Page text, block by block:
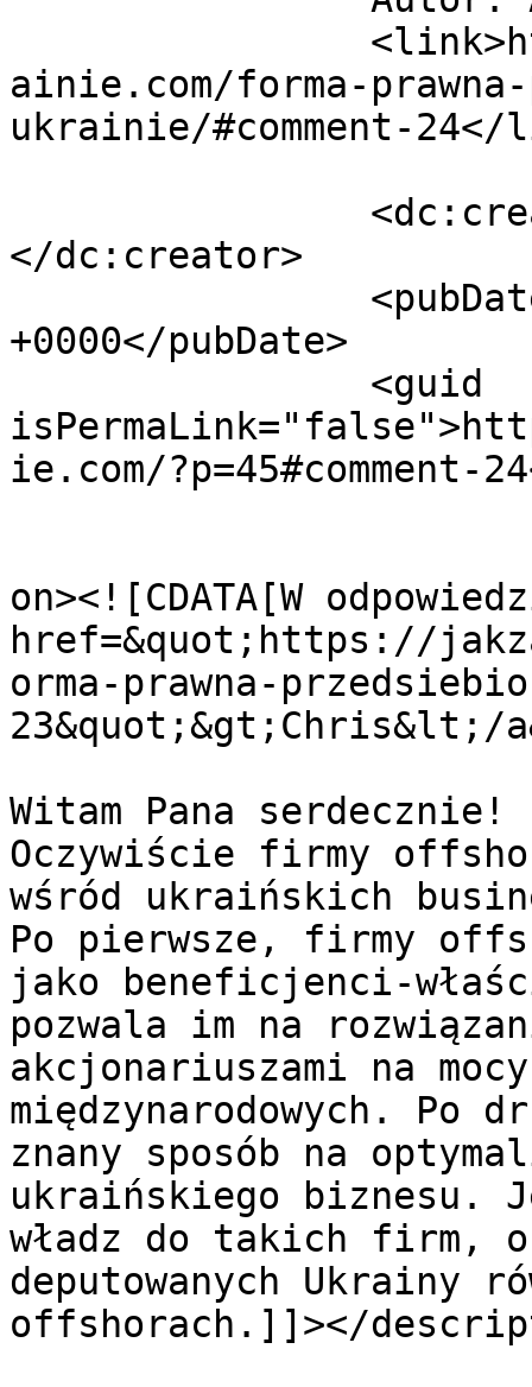
ainie.com/forma-
ukrainie/#comment-24</
</dc:creator>
+0000</pubDate>
ie.com/?p=45#comment-
on><![CDATA[W
href=&quot;https://
orma-prawna-
23&quot;&gt;Chris&lt;/
Witam Pana serdecznie!
Oczywiście firmy
wśród ukraińskich
Po pierwsze, firmy
jako beneficjenci-
pozwala im na
akcjonariuszami na
międzynarodowych.
znany sposób na
ukraińskiego biznesu.
władz do takich firm,
deputowanych Ukrainy
offshorach.]]></